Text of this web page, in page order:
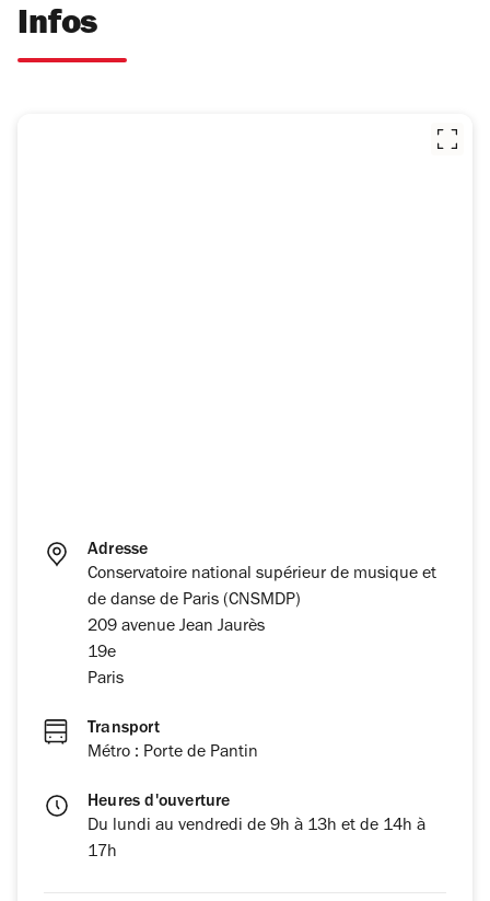
Infos
Adresse
Conservatoire national supérieur de musique et
de danse de Paris (CNSMDP)
209 avenue Jean Jaurès
19e
Paris
Transport
Métro : Porte de Pantin
Heures d'ouverture
Du lundi au vendredi de 9h à 13h et de 14h à
17h